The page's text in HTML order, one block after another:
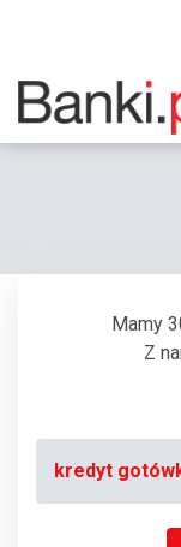
Strona główna Banki
Mamy
Z
kredyt